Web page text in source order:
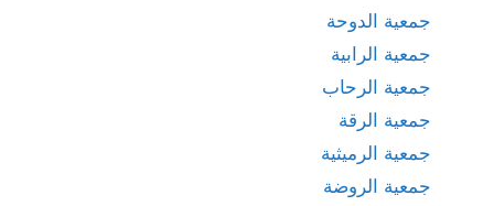
جمعية الدوحة
جمعية الرابية
جمعية الرحاب
جمعية الرقة
جمعية الرميثية
جمعية الروضة